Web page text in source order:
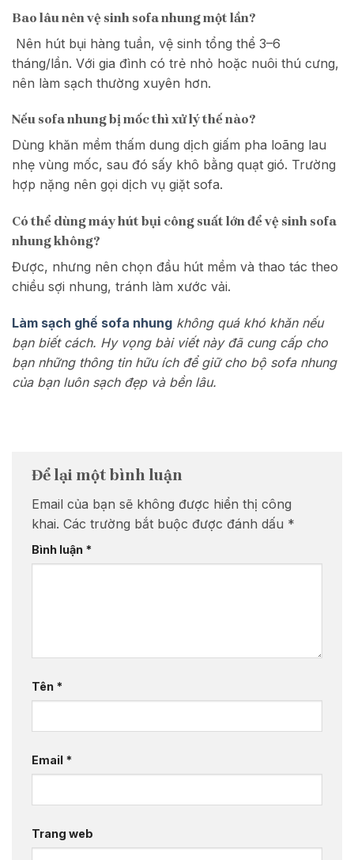
Bao lâu nên vệ sinh sofa nhung một lần?
Nên hút bụi hàng tuần, vệ sinh tổng thể 3–6
tháng/lần. Với gia đình có trẻ nhỏ hoặc nuôi thú cưng,
nên làm sạch thường xuyên hơn.
Nếu sofa nhung bị mốc thì xử lý thế nào?
Dùng khăn mềm thấm dung dịch giấm pha loãng lau
nhẹ vùng mốc, sau đó sấy khô bằng quạt gió. Trường
hợp nặng nên gọi dịch vụ giặt sofa.
Có thể dùng máy hút bụi công suất lớn để vệ sinh sofa
nhung không?
Được, nhưng nên chọn đầu hút mềm và thao tác theo
chiều sợi nhung, tránh làm xước vải.
Làm sạch ghế sofa nhung không quá khó khăn nếu
bạn biết cách. Hy vọng bài viết này đã cung cấp cho
bạn những thông tin hữu ích để giữ cho bộ sofa nhung
của bạn luôn sạch đẹp và bền lâu.
Để lại một bình luận
Email của bạn sẽ không được hiển thị công
khai. Các trường bắt buộc được đánh dấu *
Bình luận *
Tên *
Email *
Trang web